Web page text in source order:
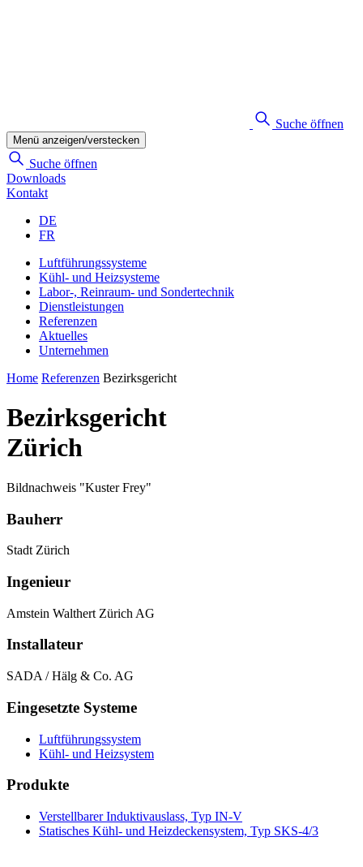
Suche öffnen
Menü anzeigen/verstecken
Suche öffnen
Downloads
Kontakt
DE
FR
Luftführungssysteme
Kühl- und Heizsysteme
Labor-, Reinraum- und Sondertechnik
Dienstleistungen
Referenzen
Aktuelles
Unternehmen
Home Referenzen Bezirksgericht
Bezirksgericht
Zürich
Bildnachweis "Kuster Frey"
Bauherr
Stadt Zürich
Ingenieur
Amstein Walthert Zürich AG
Installateur
SADA / Hälg & Co. AG
Eingesetzte Systeme
Luftführungssystem
Kühl- und Heizsystem
Produkte
Verstellbarer Induktivauslass, Typ IN-V
Statisches Kühl- und Heizdeckensystem, Typ SKS-4/3